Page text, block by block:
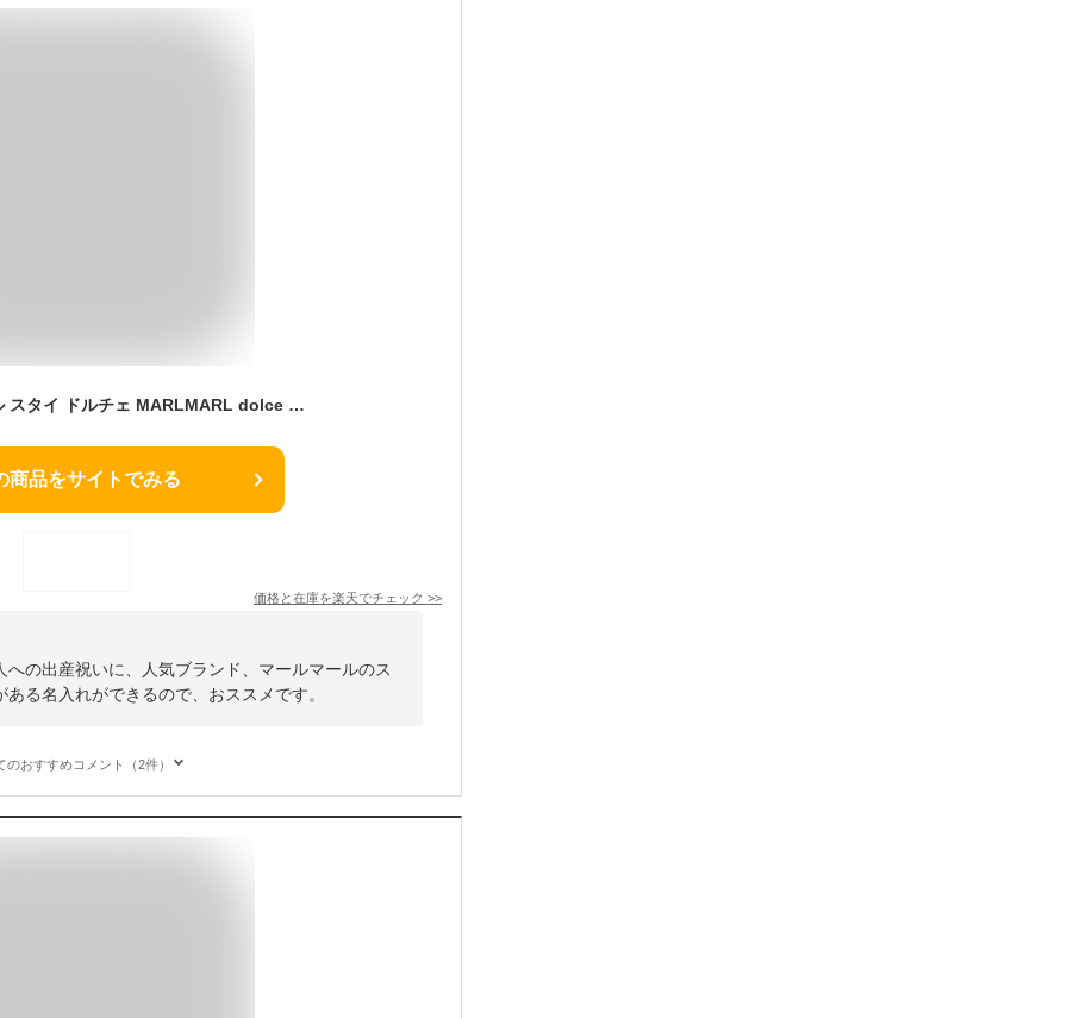
【新作】マールマール スタイ ドルチェ MARLMARL dolce ［名入れ 刺繍対象］[メール便送料無料] ( 赤ちゃん ベビー 新生児 男の子 女の子 スタイ ビブ よだれかけ つけ襟 可愛い かわいい おしゃれ 出産祝い ギフト プレゼント )
商品をサイトでみる
価格と在庫を楽天でチェック >>
の出産祝いに、人気ブランド、マールマールのス
る名入れができるので、おススメです。
のおすすめコメント（2件）